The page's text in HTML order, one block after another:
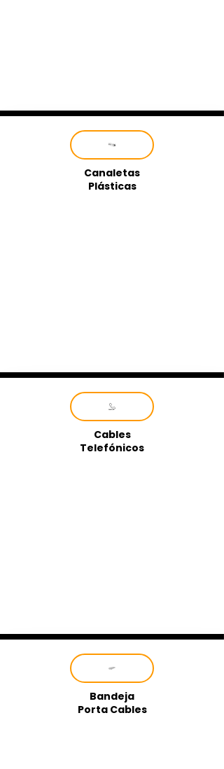
Canaletas
Plásticas
Cables
Telefónicos
Bandeja
Porta Cables